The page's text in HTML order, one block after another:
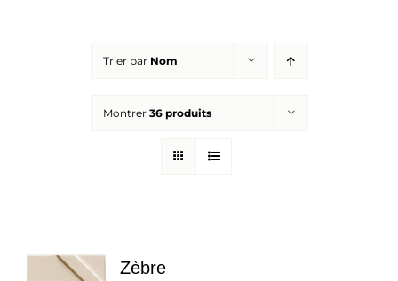
Trier par Nom
Montrer 36 produits
Zèbre